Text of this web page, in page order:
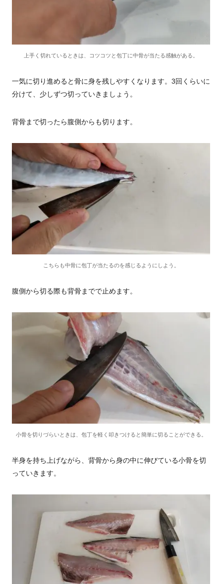
上手く切れているときは、コツコツと包丁に中骨が当たる感触がある。
一気に切り進めると骨に身を残しやすくなります。3回くらいに
分けて、少しずつ切っていきましょう。
背骨まで切ったら腹側からも切ります。
こちらも中骨に包丁が当たるのを感じるようにしよう。
腹側から切る際も背骨までで止めます。
小骨を切りづらいときは、包丁を軽く叩きつけると簡単に切ることができる。
半身を持ち上げながら、背骨から身の中に伸びている小骨を切
っていきます。